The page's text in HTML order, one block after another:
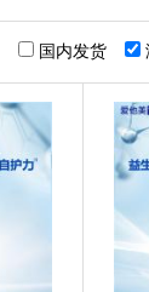
Ddrops
澳朗德
小
国内发货